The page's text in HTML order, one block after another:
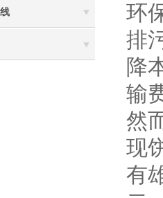
环
排
降
输
然
现
有